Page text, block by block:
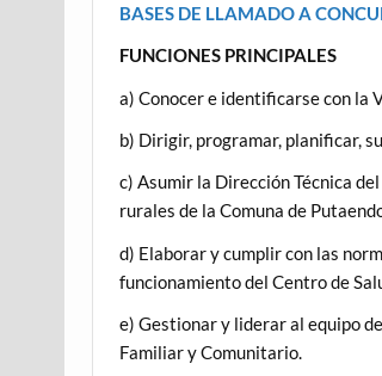
BASES DE LLAMADO A
FUNCIONES PRINCIPALES
a) Conocer e identificarse con la
b) Dirigir, programar, planificar,
c) Asumir la Dirección Técnica
rurales de la Comuna de
d) Elaborar y cumplir con las
funcionamiento del Centro de
e) Gestionar y liderar al equipo
Familiar y Comunitario.